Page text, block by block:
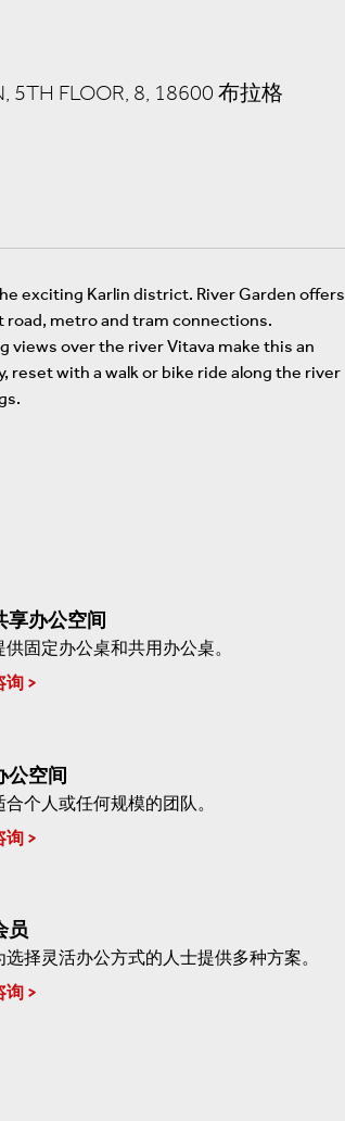
5TH FLOOR, 8, 18600 布拉格
exciting Karlin district. River Garden offers
metro and tram connections.
views over the river Vitava make this an
reset with a walk or bike ride along the river
享办公空间
供固定办公桌和共用办公桌。
询
公空间
合个人或任何规模的团队。
询
员
选择灵活办公方式的人士提供多种方案。
询